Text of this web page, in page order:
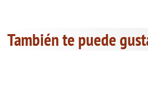
También te puede